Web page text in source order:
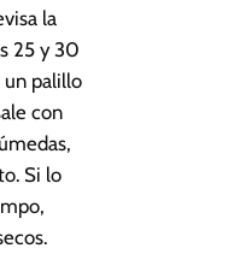
la
25 y 30
un palillo
con
Si lo